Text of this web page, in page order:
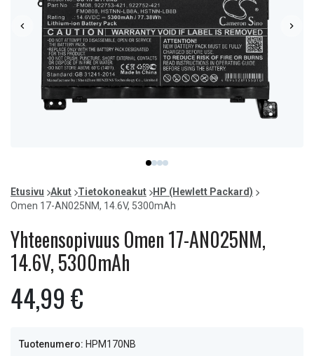
item
0
item
1
item
2
item
3
of
4
Etusivu Akut Tietokoneakut
HP (Hewlett Packard)
Omen 17-AN025NM, 14.6V, 5300mAh
Yhteensopivuus Omen 17-AN025NM,
14.6V, 5300mAh
44,99 €
Tuotenumero: HPM170NB